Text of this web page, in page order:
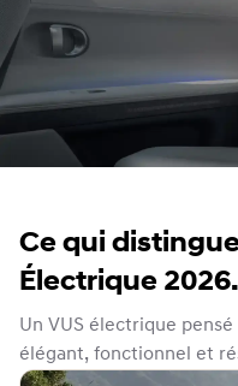
Ce qui
Électrique 2026.
Un VUS électrique
élégant, fonctionnel et